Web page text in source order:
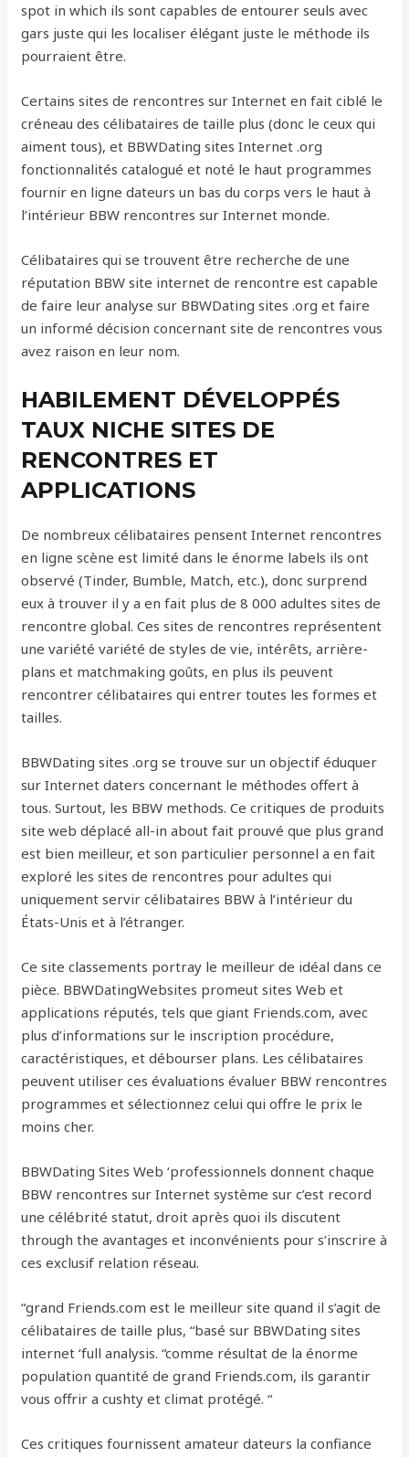
spot in which ils sont capables de entourer seuls avec
gars juste qui les localiser élégant juste le méthode ils
pourraient être.
Certains sites de rencontres sur Internet en fait ciblé le
créneau des célibataires de taille plus (donc le ceux qui
aiment tous), et BBWDating sites Internet .org
fonctionnalités catalogué et noté le haut programmes
fournir en ligne dateurs un bas du corps vers le haut à
l’intérieur BBW rencontres sur Internet monde.
Célibataires qui se trouvent être recherche de une
réputation BBW site internet de rencontre est capable
de faire leur analyse sur BBWDating sites .org et faire
un informé décision concernant site de rencontres vous
avez raison en leur nom.
HABILEMENT DÉVELOPPÉS
TAUX NICHE SITES DE
RENCONTRES ET
APPLICATIONS
De nombreux célibataires pensent Internet rencontres
en ligne scène est limité dans le énorme labels ils ont
observé (Tinder, Bumble, Match, etc.), donc surprend
eux à trouver il y a en fait plus de 8 000 adultes sites de
rencontre global. Ces sites de rencontres représentent
une variété variété de styles de vie, intérêts, arrière-
plans et matchmaking goûts, en plus ils peuvent
rencontrer célibataires qui entrer toutes les formes et
tailles.
BBWDating sites .org se trouve sur un objectif éduquer
sur Internet daters concernant le méthodes offert à
tous. Surtout, les BBW methods. Ce critiques de produits
site web déplacé all-in about fait prouvé que plus grand
est bien meilleur, et son particulier personnel a en fait
exploré les sites de rencontres pour adultes qui
uniquement servir célibataires BBW à l’intérieur du
États-Unis et à l’étranger.
Ce site classements portray le meilleur de idéal dans ce
pièce. BBWDatingWebsites promeut sites Web et
applications réputés, tels que giant Friends.com, avec
plus d’informations sur le inscription procédure,
caractéristiques, et débourser plans. Les célibataires
peuvent utiliser ces évaluations évaluer BBW rencontres
programmes et sélectionnez celui qui offre le prix le
moins cher.
BBWDating Sites Web ‘professionnels donnent chaque
BBW rencontres sur Internet système sur c’est record
une célébrité statut, droit après quoi ils discutent
through the avantages et inconvénients pour s’inscrire à
ces exclusif relation réseau.
“grand Friends.com est le meilleur site quand il s’agit de
célibataires de taille plus, “basé sur BBWDating sites
internet ‘full analysis. “comme résultat de la énorme
population quantité de grand Friends.com, ils garantir
vous offrir a cushty et climat protégé. “
Ces critiques fournissent amateur dateurs la confiance